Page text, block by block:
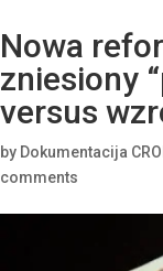
Nowa
zniesiony
versus
by Dokumentacija
comments